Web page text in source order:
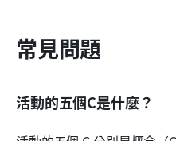
常見問題
活動的五個C是什麼？